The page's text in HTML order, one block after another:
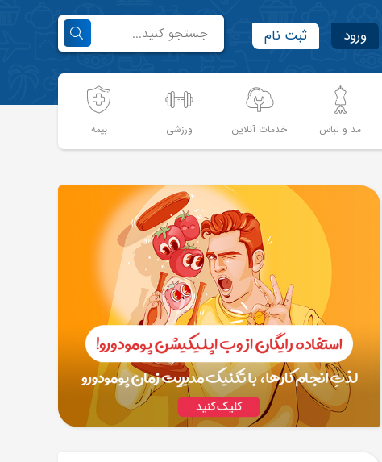
ورود ثبت نام
مد و لباس خدمات آنلاین ورزشی بیمه